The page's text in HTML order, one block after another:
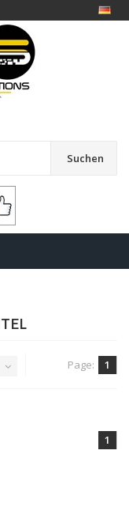
Suchen
Page: 1
1